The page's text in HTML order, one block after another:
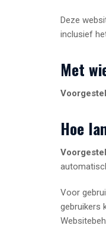
Deze
inclusief
Met
Hoe
Voor
gebruikers